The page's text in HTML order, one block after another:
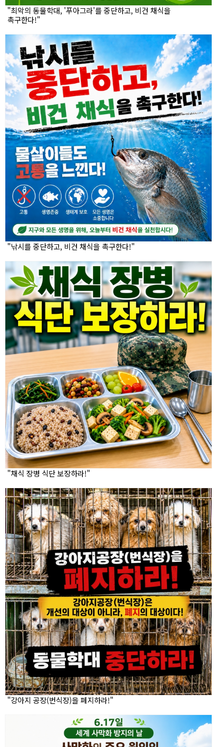
"최악의 동물학대, '푸아그라'를 중단하고, 비건 채식을
촉구한다!"
"낚시를 중단하고, 비건 채식을 촉구한다!"
"채식 장병 식단 보장하라!"
"강아지 공장(번식장)을 폐지하라!"